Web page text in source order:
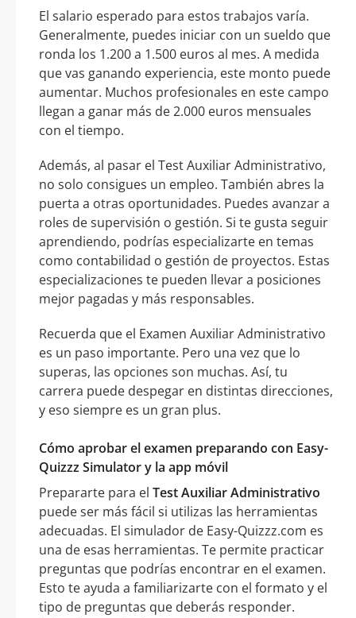
El salario esperado para estos trabajos varía.
Generalmente, puedes iniciar con un sueldo que
ronda los 1.200 a 1.500 euros al mes. A medida
que vas ganando experiencia, este monto puede
aumentar. Muchos profesionales en este campo
llegan a ganar más de 2.000 euros mensuales
con el tiempo.
Además, al pasar el Test Auxiliar Administrativo,
no solo consigues un empleo. También abres la
puerta a otras oportunidades. Puedes avanzar a
roles de supervisión o gestión. Si te gusta seguir
aprendiendo, podrías especializarte en temas
como contabilidad o gestión de proyectos. Estas
especializaciones te pueden llevar a posiciones
mejor pagadas y más responsables.
Recuerda que el Examen Auxiliar Administrativo
es un paso importante. Pero una vez que lo
superas, las opciones son muchas. Así, tu
carrera puede despegar en distintas direcciones,
y eso siempre es un gran plus.
Cómo aprobar el examen preparando con Easy-
Quizzz Simulator y la app móvil
Prepararte para el Test Auxiliar Administrativo
puede ser más fácil si utilizas las herramientas
adecuadas. El simulador de Easy-Quizzz.com es
una de esas herramientas. Te permite practicar
preguntas que podrías encontrar en el examen.
Esto te ayuda a familiarizarte con el formato y el
tipo de preguntas que deberás responder.